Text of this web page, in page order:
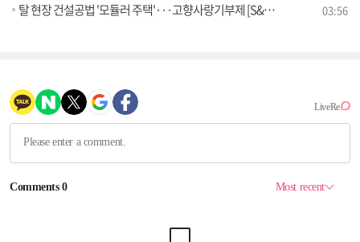
탈 현장 건설공법 '모듈러 주택'···고향사랑기부제 [S&News] 03:56